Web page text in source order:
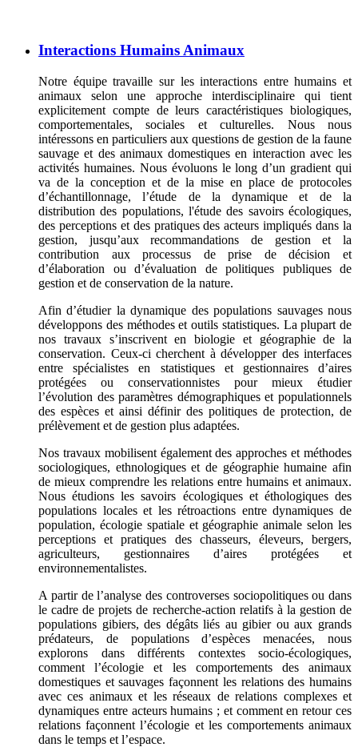
Interactions Humains Animaux
Notre équipe travaille sur les interactions entre humains et
animaux selon une approche interdisciplinaire qui tient
explicitement compte de leurs caractéristiques biologiques,
comportementales, sociales et culturelles. Nous nous
intéressons en particuliers aux questions de gestion de la faune
sauvage et des animaux domestiques en interaction avec les
activités humaines. Nous évoluons le long d’un gradient qui
va de la conception et de la mise en place de protocoles
d’échantillonnage, l’étude de la dynamique et de la
distribution des populations, l'étude des savoirs écologiques,
des perceptions et des pratiques des acteurs impliqués dans la
gestion, jusqu’aux recommandations de gestion et la
contribution aux processus de prise de décision et
d’élaboration ou d’évaluation de politiques publiques de
gestion et de conservation de la nature.
Afin d’étudier la dynamique des populations sauvages nous
développons des méthodes et outils statistiques. La plupart de
nos travaux s’inscrivent en biologie et géographie de la
conservation. Ceux-ci cherchent à développer des interfaces
entre spécialistes en statistiques et gestionnaires d’aires
protégées ou conservationnistes pour mieux étudier
l’évolution des paramètres démographiques et populationnels
des espèces et ainsi définir des politiques de protection, de
prélèvement et de gestion plus adaptées.
Nos travaux mobilisent également des approches et méthodes
sociologiques, ethnologiques et de géographie humaine afin
de mieux comprendre les relations entre humains et animaux.
Nous étudions les savoirs écologiques et éthologiques des
populations locales et les rétroactions entre dynamiques de
population, écologie spatiale et géographie animale selon les
perceptions et pratiques des chasseurs, éleveurs, bergers,
agriculteurs, gestionnaires d’aires protégées et
environnementalistes.
A partir de l’analyse des controverses sociopolitiques ou dans
le cadre de projets de recherche-action relatifs à la gestion de
populations gibiers, des dégâts liés au gibier ou aux grands
prédateurs, de populations d’espèces menacées, nous
explorons dans différents contextes socio-écologiques,
comment l’écologie et les comportements des animaux
domestiques et sauvages façonnent les relations des humains
avec ces animaux et les réseaux de relations complexes et
dynamiques entre acteurs humains ; et comment en retour ces
relations façonnent l’écologie et les comportements animaux
dans le temps et l’espace.